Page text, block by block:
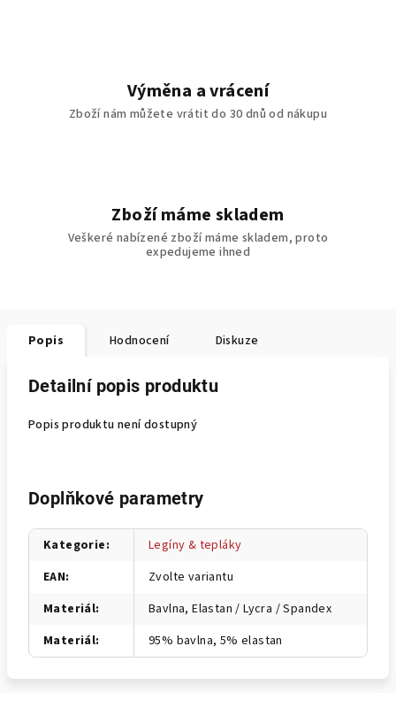
Výměna a vrácení
Zboží nám můžete vrátit do 30 dnů od nákupu
Zboží máme skladem
Veškeré nabízené zboží máme skladem, proto
expedujeme ihned
Popis Hodnocení Diskuze
Detailní popis produktu
Popis produktu není dostupný
Doplňkové parametry
Kategorie:
Legíny & tepláky
EAN:
Zvolte variantu
Materiál:
Bavlna, Elastan / Lycra / Spandex
Materiál: 95% bavlna, 5% elastan